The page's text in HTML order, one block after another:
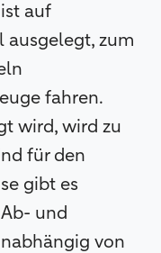
auf
ausgelegt, zum
fahren.
wird, wird zu
für den
gibt es
und
von